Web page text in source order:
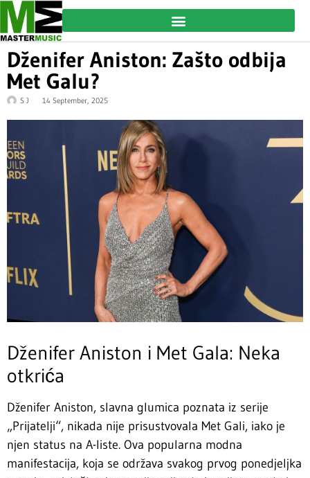
Dženifer Aniston: Zašto odbija
Met Galu?
S J 14 September, 2025
Dženifer Aniston i Met Gala: Neka
otkrića
Dženifer Aniston, slavna glumica poznata iz serije
„Prijatelji“, nikada nije prisustvovala Met Gali, iako je
njen status na A-liste. Ova popularna modna
manifestacija, koja se održava svakog prvog ponedjeljka